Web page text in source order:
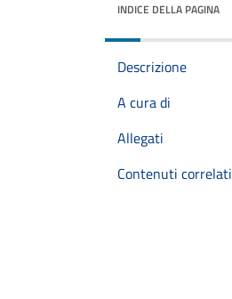
INDICE DELLA PAGINA
Descrizione
A cura di
Allegati
Contenuti correlati